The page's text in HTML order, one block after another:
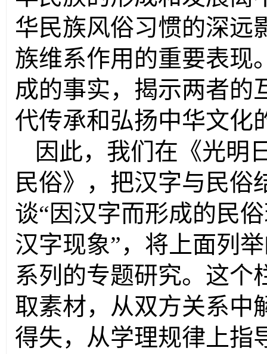
华民族风俗习惯的深远
族维系作用的重要表现
成的事实，揭示两者的
代传承和弘扬中华文化
因此，我们在《光明
民俗》，把汉字与民俗
谈“因汉字而形成的民
汉字现象”，将上面列
系列的专题研究。这个
取素材，从双方关系中
得失，从学理规律上指